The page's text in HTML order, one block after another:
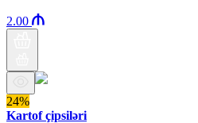
2.00
24%
Kartof çipsiləri